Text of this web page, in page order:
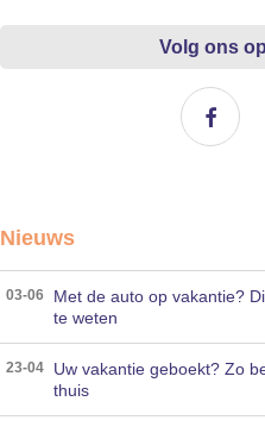
Volg ons op
Nieuws
03-06
Met de auto op vakantie?
te weten
23-04
Uw vakantie geboekt? Zo
thuis